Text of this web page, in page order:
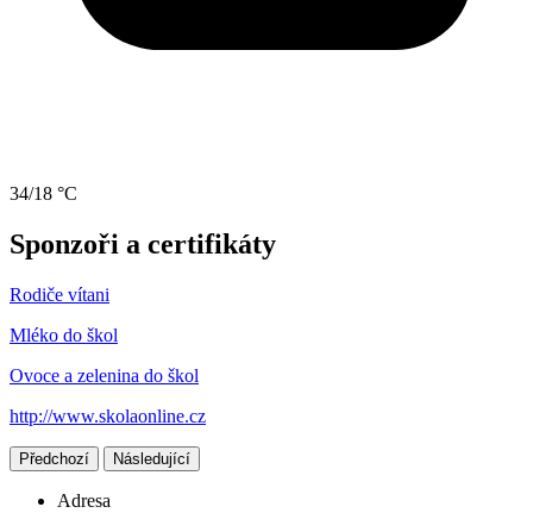
34/18 °C
Sponzoři a certifikáty
Rodiče vítani
Mléko do škol
Ovoce a zelenina do škol
http://www.skolaonline.cz
Předchozí Následující
Adresa